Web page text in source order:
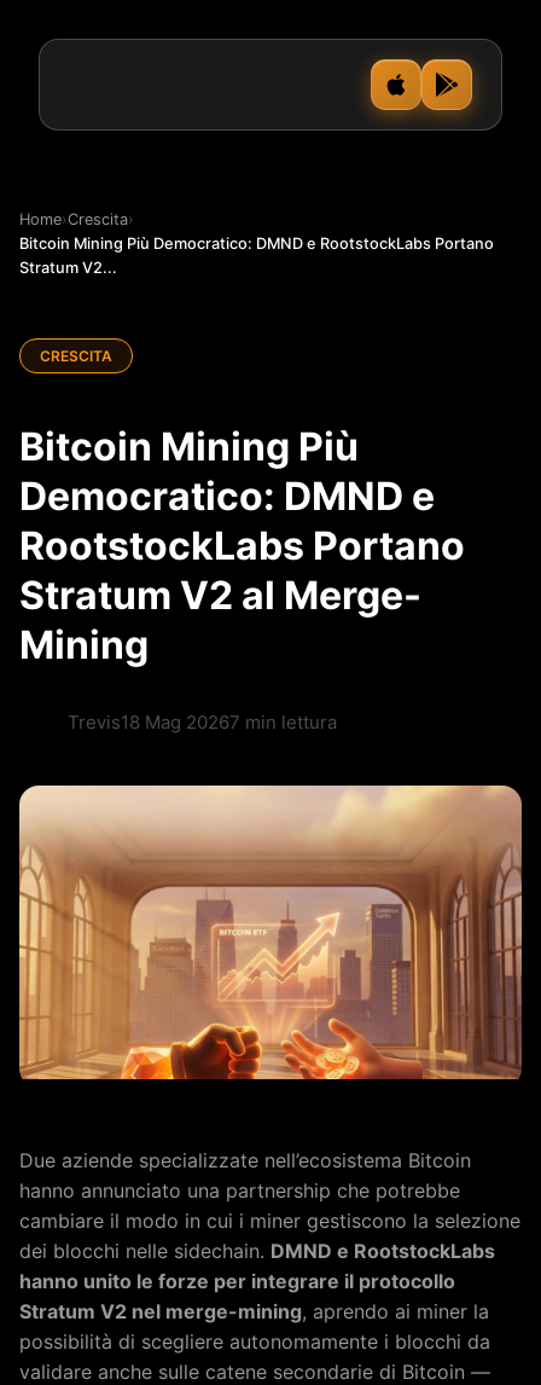
Home›Crescita›
Bitcoin Mining Più Democratico: DMND e RootstockLabs Portano
Stratum V2...
CRESCITA
Bitcoin Mining Più
Democratico: DMND e
RootstockLabs Portano
Stratum V2 al Merge-
Mining
Trevis18 Mag 20267 min lettura
Due aziende specializzate nell’ecosistema Bitcoin
hanno annunciato una partnership che potrebbe
cambiare il modo in cui i miner gestiscono la selezione
dei blocchi nelle sidechain. DMND e RootstockLabs
hanno unito le forze per integrare il protocollo
Stratum V2 nel merge-mining, aprendo ai miner la
possibilità di scegliere autonomamente i blocchi da
validare anche sulle catene secondarie di Bitcoin —